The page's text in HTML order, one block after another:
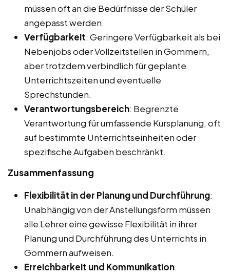
müssen oft an die Bedürfnisse der Schüler
angepasst werden.
Verfügbarkeit: Geringere Verfügbarkeit als bei
Nebenjobs oder Vollzeitstellen in Gommern,
aber trotzdem verbindlich für geplante
Unterrichtszeiten und eventuelle
Sprechstunden.
Verantwortungsbereich: Begrenzte
Verantwortung für umfassende Kursplanung, oft
auf bestimmte Unterrichtseinheiten oder
spezifische Aufgaben beschränkt.
Zusammenfassung
Flexibilität in der Planung und Durchführung:
Unabhängig von der Anstellungsform müssen
alle Lehrer eine gewisse Flexibilität in ihrer
Planung und Durchführung des Unterrichts in
Gommern aufweisen.
Erreichbarkeit und Kommunikation: